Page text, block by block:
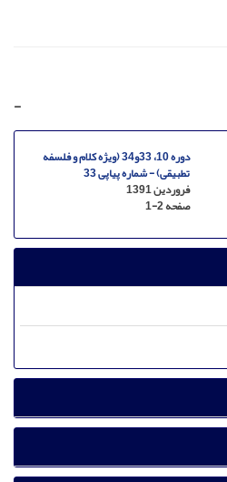
-
دوره 10، 33و34 (ویژه کلام و فلسفه
تطبیقی) - شماره پیاپی 33
فروردین 1391
صفحه1-2